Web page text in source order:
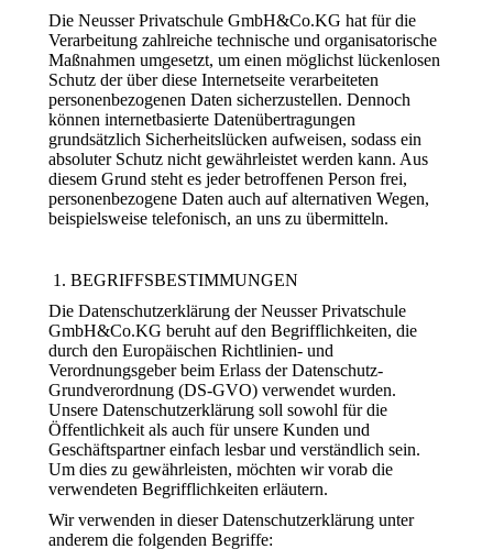
Die Neusser Privatschule GmbH&Co.KG hat für die
Verarbeitung zahlreiche technische und organisatorische
Maßnahmen umgesetzt, um einen möglichst lückenlosen
Schutz der über diese Internetseite verarbeiteten
personenbezogenen Daten sicherzustellen. Dennoch
können internetbasierte Datenübertragungen
grundsätzlich Sicherheitslücken aufweisen, sodass ein
absoluter Schutz nicht gewährleistet werden kann. Aus
diesem Grund steht es jeder betroffenen Person frei,
personenbezogene Daten auch auf alternativen Wegen,
beispielsweise telefonisch, an uns zu übermitteln.
BEGRIFFSBESTIMMUNGEN
Die Datenschutzerklärung der Neusser Privatschule
GmbH&Co.KG beruht auf den Begrifflichkeiten, die
durch den Europäischen Richtlinien- und
Verordnungsgeber beim Erlass der Datenschutz-
Grundverordnung (DS-GVO) verwendet wurden.
Unsere Datenschutzerklärung soll sowohl für die
Öffentlichkeit als auch für unsere Kunden und
Geschäftspartner einfach lesbar und verständlich sein.
Um dies zu gewährleisten, möchten wir vorab die
verwendeten Begrifflichkeiten erläutern.
Wir verwenden in dieser Datenschutzerklärung unter
anderem die folgenden Begriffe: